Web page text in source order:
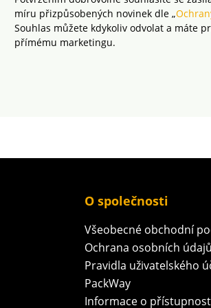
míru přizpůsobených novinek dle „
Souhlas můžete kdykoliv odvolat a máte
přímému marketingu.
O společnosti
Všeobecné obchodní
Ochrana osobních údajů
Pravidla uživatelského
PackWay
Informace o